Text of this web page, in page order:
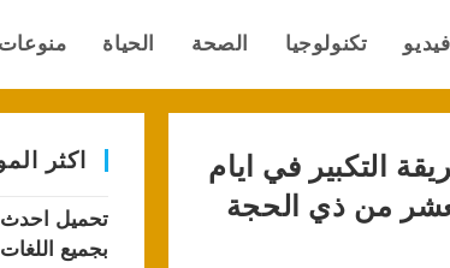
فيديو تكنولوجيا الصحة الحياة منوعات
التكبير في ايام
من ذي الحجة
اكثر
بجميع